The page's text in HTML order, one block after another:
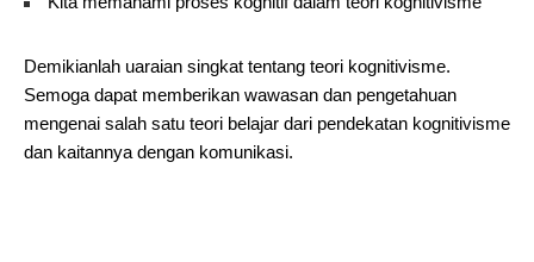
Demikianlah uaraian singkat tentang teori kognitivisme.
Semoga dapat memberikan wawasan dan pengetahuan
mengenai salah satu teori belajar dari pendekatan kognitivisme
dan kaitannya dengan komunikasi.